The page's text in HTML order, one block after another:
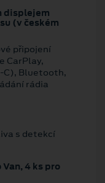
displejem
(v českém
připojení
CarPlay,
C), Bluetooth,
rádia
s detekcí
4 ks pro